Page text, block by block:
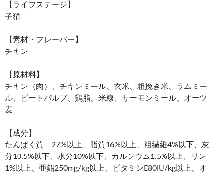
【ライフステージ】
子猫
【素材・フレーバー】
チキン
【原材料】
チキン（肉）、チキンミール、玄米、粗挽き米、ラムミー
ル、ビートパルプ、鶏脂、米糠、サーモンミール、オーツ
麦
【成分】
たんぱく質 27%以上、脂質16%以上、粗繊維4%以下、灰
分10.5%以下、水分10%以下、カルシウム1.5%以上、リン
1%以上、亜鉛250mg/kg以上、ビタミンE80IU/kg以上、オ